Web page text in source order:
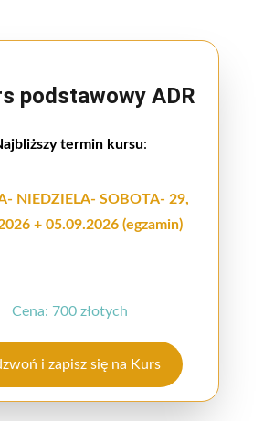
podstawowy ADR
termin kursu:
NIEDZIELA- SOBOTA- 29,
+ 05.09.2026 (egzamin)
Cena: 700 złotych
i zapisz się na Kurs